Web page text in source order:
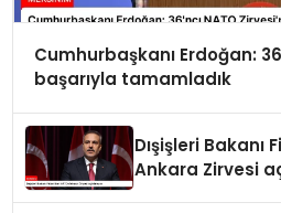
Cumhurbaşkanı Erdoğan:
başarıyla tamamladık
Dışişleri Bakanı
Ankara Zirvesi